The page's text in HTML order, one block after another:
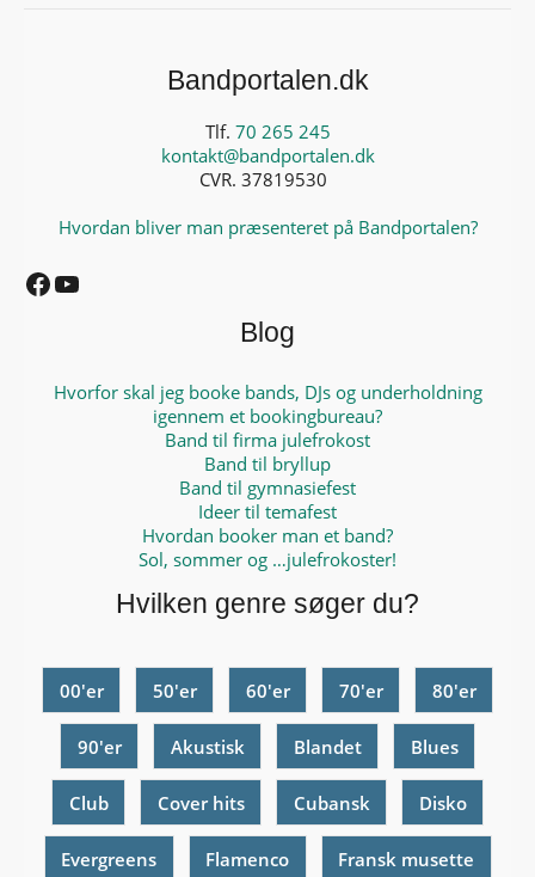
Bandportalen.dk
Tlf. 70 265 245
kontakt@bandportalen.dk
CVR. 37819530
Hvordan bliver man præsenteret på Bandportalen?
Facebook
Blog
Hvorfor skal jeg booke bands, DJs og underholdning
igennem et bookingbureau?
Band til firma julefrokost
Band til bryllup
Band til gymnasiefest
Ideer til temafest
Hvordan booker man et band?
Sol, sommer og …julefrokoster!
Hvilken genre søger du?
00'er 50'er 60'er 70'er 80'er
90'er Akustisk Blandet Blues
Club Cover hits Cubansk Disko
Evergreens Flamenco Fransk musette